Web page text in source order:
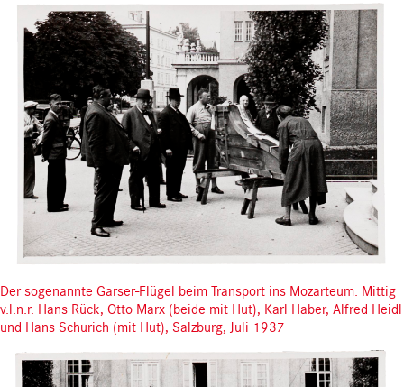
Der sogenannte Garser-Flügel beim Transport ins Mozarteum. Mittig
v.l.n.r. Hans Rück, Otto Marx (beide mit Hut), Karl Haber, Alfred Heidl
und Hans Schurich (mit Hut), Salzburg, Juli 1937